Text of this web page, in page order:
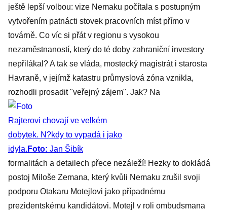
ještě lepší volbou: vize Nemaku počítala s postupným
vytvořením patnácti stovek pracovních míst přímo v
továrně. Co víc si přát v regionu s vysokou
nezaměstnaností, který do té doby zahraniční investory
nepřilákal? A tak se vláda, mostecký magistrát i starosta
Havraně, v jejímž katastru průmyslová zóna vznikla,
rozhodli prosadit "veřejný zájem". Jak? Na
Rajterovi chovají ve velkém
dobytek. N?kdy to vypadá i jako
idyla. Foto: Jan Šibík
formalitách a detailech přece nezáleží! Hezky to dokládá
postoj Miloše Zemana, který kvůli Nemaku zrušil svoji
podporu Otakaru Motejlovi jako případnému
prezidentskému kandidátovi. Motejl v roli ombudsmana